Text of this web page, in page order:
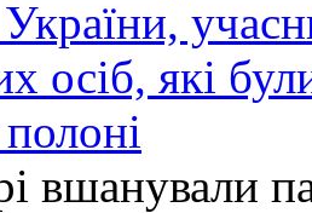
вшанували